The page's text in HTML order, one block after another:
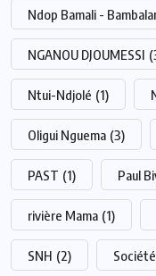
Ndop Bamali -
NGANOU DJOUMESSI
Ntui-Ndjolé (1)
Oligui Nguema (3)
PAST (1) Paul
rivière Mama (1)
SNH (2) Société